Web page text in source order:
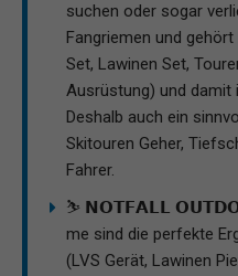
suchen oder sogar
Fangriemen und
Set, Lawinen Set,
Ausrüstung) und damit
Deshalb auch ein
Skitouren Geher,
Fahrer.
⛷ 𝗡𝗢𝗧𝗙𝗔𝗟𝗟
me sind die perfekte
(LVS Gerät, Lawinen